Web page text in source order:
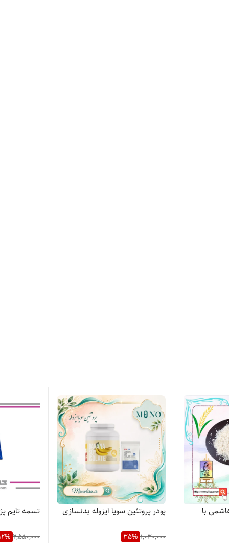
با پودر پروتئین سویا ایزوله بدنسازی
1,030,000
35%
تسمه تایم پژو 405 ایساکو
2,550,000
%